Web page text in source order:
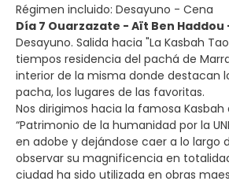
Régimen incluido: Desayuno - Cena
Día 7 Ouarzazate - Aït Ben
Desayuno. Salida hacia "La Kasbah
tiempos residencia del pachá de
interior de la misma donde destacan
pacha, los lugares de las favoritas.
Nos dirigimos hacia la famosa Kasbah
“Patrimonio de la humanidad por la
en adobe y dejándose caer a lo largo
observar su magnificencia en
ciudad ha sido utilizada en obras